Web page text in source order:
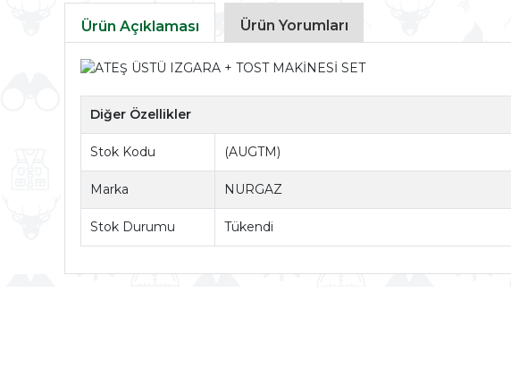
Ürün Açıklaması Ürün Yorumları
Diğer Özellikler
Stok Kodu (AUGTM)
Marka NURGAZ
Stok Durumu Tükendi